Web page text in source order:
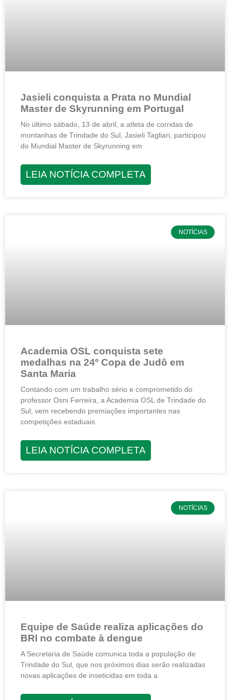
Jasieli conquista a Prata no Mundial
Master de Skyrunning em Portugal
No último sábado, 13 de abril, a atleta de corridas de
montanhas de Trindade do Sul, Jasieli Tagliari, participou
do Mundial Master de Skyrunning em
LEIA NOTÍCIA COMPLETA
NOTÍCIAS
Academia OSL conquista sete
medalhas na 24º Copa de Judô em
Santa Maria
Contando com um trabalho sério e comprometido do
professor Osni Ferreira, a Academia OSL de Trindade do
Sul, vem recebendo premiações importantes nas
competições estaduais.
LEIA NOTÍCIA COMPLETA
NOTÍCIAS
Equipe de Saúde realiza aplicações do
BRI no combate à dengue
A Secretaria de Saúde comunica toda a população de
Trindade do Sul, que nos próximos dias serão realizadas
novas aplicações de inseticidas em toda a